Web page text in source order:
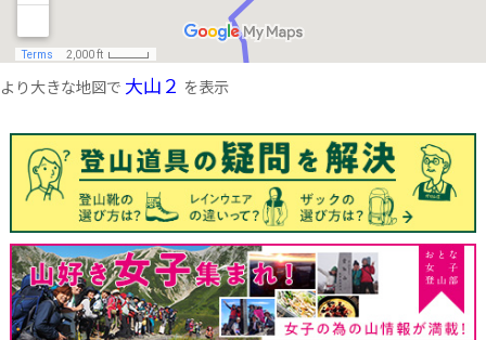
より大きな地図で 大山２ を表示